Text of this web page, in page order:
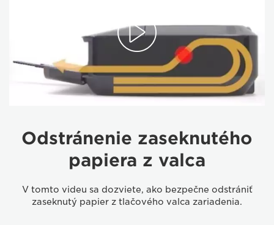
Odstránenie zaseknutého
papiera z valca
V tomto videu sa dozviete, ako bezpečne odstrániť
zaseknutý papier z tlačového valca zariadenia.